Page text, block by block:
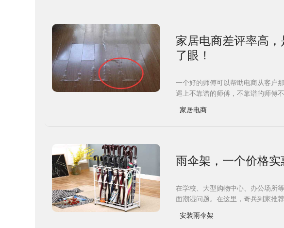
家居电商差评率高
了眼！
一个好的师傅可以帮助电商从客户
遇上不靠谱的师傅，不靠谱的师傅
家居电商
雨伞架，一个价格
在学校、大型购物中心、办公场所
面潮湿问题。在这里，奇兵到家推
安装雨伞架